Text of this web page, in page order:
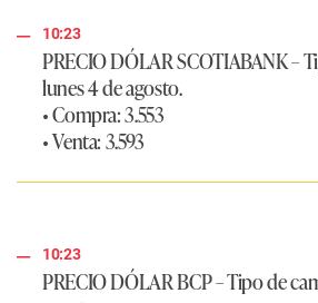
10:23
PRECIO DÓLAR SCOTIABANK–
lunes 4 de agosto.
• Compra:3.553
• Venta:3.593
10:23
PRECIO DÓLAR BCP–Tipo de